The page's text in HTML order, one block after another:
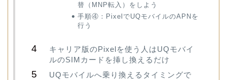
替（MNP転入）をしよう
手順④：PixelでUQモバイルのAPNを
行う
キャリア版のPixelを使う人はUQモバイ
ルのSIMカードを挿し換えるだけ
UQモバイルへ乗り換えるタイミングで